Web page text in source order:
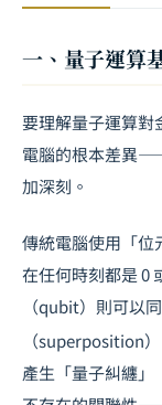
一、量子運算
要理解量子運算對
電腦的根本差異
加深刻。
傳統電腦使用「
在任何時刻都是 0
（qubit）則可以
（superposition）
產生「量子糾纏